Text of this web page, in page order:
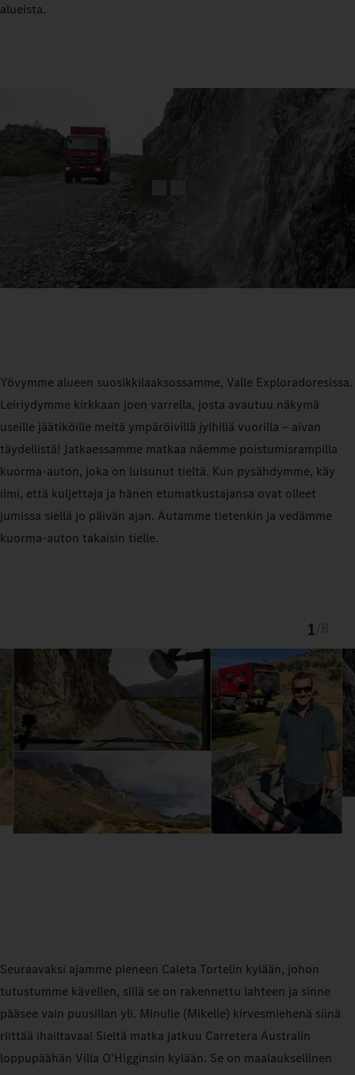
alueista.
Yövymme alueen suosikkilaaksossamme, Valle Exploradoresissa.
Leiriydymme kirkkaan joen varrella, josta avautuu näkymä
useille jäätiköille meitä ympäröivillä jylhillä vuorilla – aivan
täydellistä! Jatkaessamme matkaa näemme poistumisrampilla
kuorma-auton, joka on luisunut tieltä. Kun pysähdymme, käy
ilmi, että kuljettaja ja hänen etumatkustajansa ovat olleet
jumissa siellä jo päivän ajan. Autamme tietenkin ja vedämme
kuorma-auton takaisin tielle.
1
Seuraavaksi ajamme pieneen Caleta Tortelin kylään, johon
tutustumme kävellen, sillä se on rakennettu lahteen ja sinne
pääsee vain puusillan yli. Minulle (Mikelle) kirvesmiehenä siinä
riittää ihailtavaa! Sieltä matka jatkuu Carretera Australin
loppupäähän Villa O'Higginsin kylään. Se on maalauksellinen